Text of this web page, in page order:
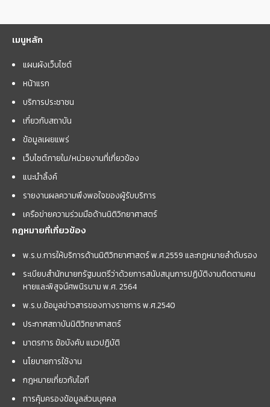
เมนูหลัก
แผนผังเว็บไซต์
หน้าแรก
บริการประชาชน
เกี่ยวกับสถาบัน
ข้อมูลเผยแพร่
เว็บไซต์ภายใน/หน่วยงานที่เกี่ยวข้อง
แนะนำลิ้งค์
รายงานผลความพึงพอใจของผู้รับบริการ
เครือข่ายความร่วมมือด้านนิติวิทยาศาสตร์
กฎหมายที่เกี่ยวข้อง
พ.ร.บ.การให้บริการด้านนิติวิทยาศาสตร์ พ.ศ.2559 และกฏหมายลำดับรอง
ระเบียบสำนักนายกรัฐมนตรีว่าด้วยการสนับสนุนการปฏิบัติงานติดตามคน
หายและพิสูจน์ศพนิรนาม พ.ศ. 2564
พ.ร.บ.ข้อมูลข่าวสารของทางราชการ พ.ศ.2540
ประกาศสถาบันนิติวิทยาศาสตร์
มาตรการ ข้อบังคับ แนวปฏิบัติ
นโยบายการใช้งาน
กฎหมายเกี่ยวกับไอที
การคุ้มครองข้อมูลส่วนบุคคล